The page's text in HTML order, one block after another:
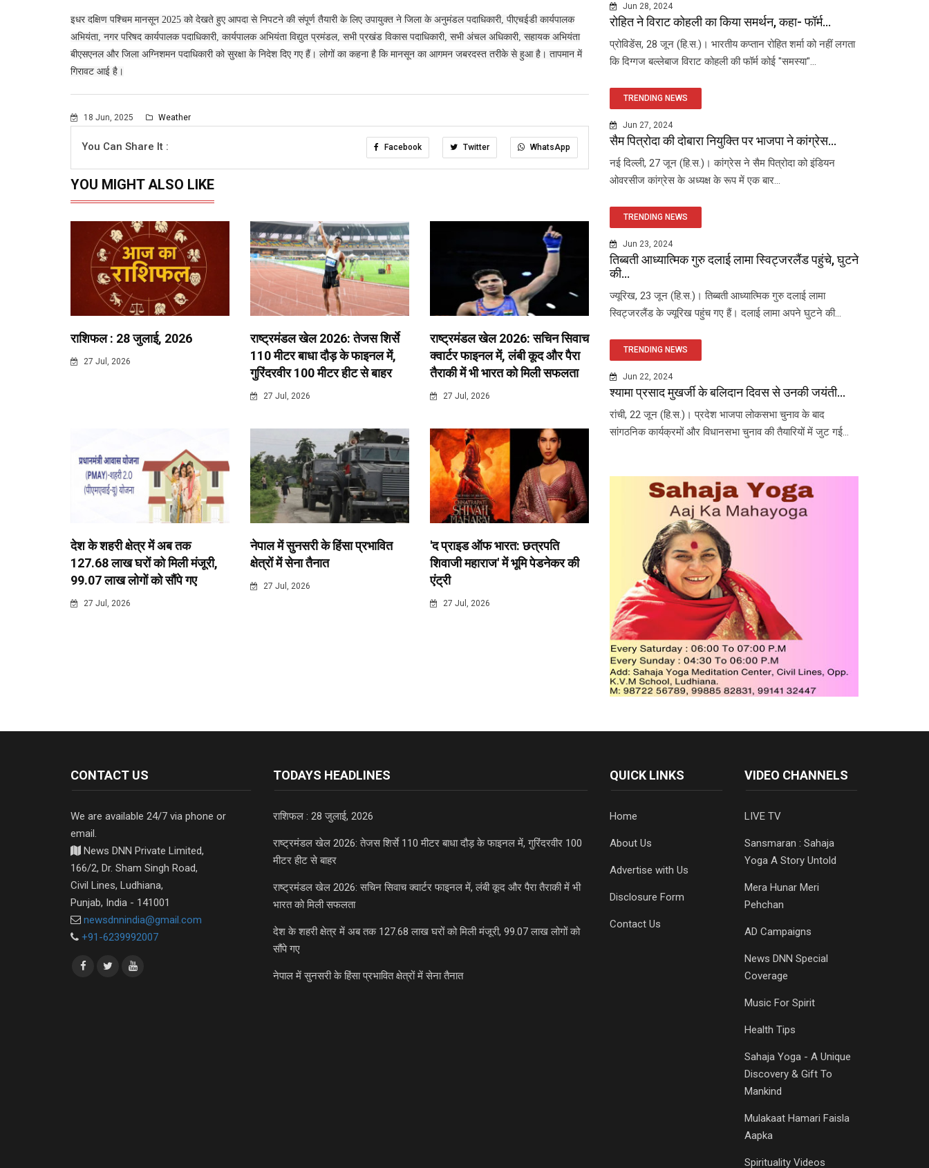
इधर दक्षिण पश्चिम मानसून 2025 को देखते हुए आपदा से निपटने की संपूर्ण तैयारी के लिए उपायुक्त ने जिला के अनुमंडल पदाधिकारी, पीएचईडी कार्यपालक
अभियंता, नगर परिषद कार्यपालक पदाधिकारी, कार्यपालक अभियंता विद्युत प्रमंडल, सभी प्रखंड विकास पदाधिकारी, सभी अंचल अधिकारी, सहायक अभियंता
बीएसएनल और जिला अग्निशमन पदाधिकारी को सुरक्षा के निदेश दिए गए हैं। लोगों का कहना है कि मानसून का आगमन जबरदस्त तरीके से हुआ है। तापमान में
गिरावट आई है।
18 Jun, 2025 Weather
You Can Share It : Facebook Twitter WhatsApp
YOU MIGHT ALSO LIKE
राशिफल : 28 जुलाई, 2026
27 Jul, 2026
राष्ट्रमंडल खेल 2026: तेजस शिर्से
110 मीटर बाधा दौड़ के फाइनल में,
गुरिंदरवीर 100 मीटर हीट से बाहर
27 Jul, 2026
राष्ट्रमंडल खेल 2026: सचिन सिवाच
क्वार्टर फाइनल में, लंबी कूद और पैरा
तैराकी में भी भारत को मिली सफलता
27 Jul, 2026
देश के शहरी क्षेत्र में अब तक
127.68 लाख घरों को मिली मंजूरी,
99.07 लाख लोगों को सौंपे गए
27 Jul, 2026
नेपाल में सुनसरी के हिंसा प्रभावित
क्षेत्रों में सेना तैनात
27 Jul, 2026
'द प्राइड ऑफ भारत: छत्रपति
शिवाजी महाराज' में भूमि पेडनेकर की
एंट्री
27 Jul, 2026
Jun 28, 2024
रोहित ने विराट कोहली का किया समर्थन, कहा- फॉर्म...
प्रोविडेंस, 28 जून (हि.स.)। भारतीय कप्तान रोहित शर्मा को नहीं लगता
कि दिग्गज बल्लेबाज विराट कोहली की फॉर्म कोई "समस्या"...
TRENDING NEWS
Jun 27, 2024
सैम पित्रोदा की दोबारा नियुक्ति पर भाजपा ने कांग्रेस...
नई दिल्ली, 27 जून (हि.स.)। कांग्रेस ने सैम पित्रोदा को इंडियन
ओवरसीज कांग्रेस के अध्यक्ष के रूप में एक बार...
TRENDING NEWS
Jun 23, 2024
तिब्बती आध्यात्मिक गुरु दलाई लामा स्विट्जरलैंड पहुंचे, घुटने
की...
ज्यूरिख, 23 जून (हि.स.)। तिब्बती आध्यात्मिक गुरु दलाई लामा
स्विट्जरलैंड के ज्यूरिख पहुंच गए हैं। दलाई लामा अपने घुटने की...
TRENDING NEWS
Jun 22, 2024
श्यामा प्रसाद मुखर्जी के बलिदान दिवस से उनकी जयंती...
रांची, 22 जून (हि.स.)। प्रदेश भाजपा लोकसभा चुनाव के बाद
सांगठनिक कार्यक्रमों और विधानसभा चुनाव की तैयारियों में जुट गई...
CONTACT US
We are available 24/7 via phone or
email.
News DNN Private Limited,
166/2, Dr. Sham Singh Road,
Civil Lines, Ludhiana,
Punjab, India - 141001
newsdnnindia@gmail.com
+91-6239992007
TODAYS HEADLINES
राशिफल : 28 जुलाई, 2026
राष्ट्रमंडल खेल 2026: तेजस शिर्से 110 मीटर बाधा दौड़ के फाइनल में, गुरिंदरवीर 100
मीटर हीट से बाहर
राष्ट्रमंडल खेल 2026: सचिन सिवाच क्वार्टर फाइनल में, लंबी कूद और पैरा तैराकी में भी
भारत को मिली सफलता
देश के शहरी क्षेत्र में अब तक 127.68 लाख घरों को मिली मंजूरी, 99.07 लाख लोगों को
सौंपे गए
नेपाल में सुनसरी के हिंसा प्रभावित क्षेत्रों में सेना तैनात
QUICK LINKS
Home
About Us
Advertise with Us
Disclosure Form
Contact Us
VIDEO CHANNELS
LIVE TV
Sansmaran : Sahaja
Yoga A Story Untold
Mera Hunar Meri
Pehchan
AD Campaigns
News DNN Special
Coverage
Music For Spirit
Health Tips
Sahaja Yoga - A Unique
Discovery & Gift To
Mankind
Mulakaat Hamari Faisla
Aapka
Spirituality Videos